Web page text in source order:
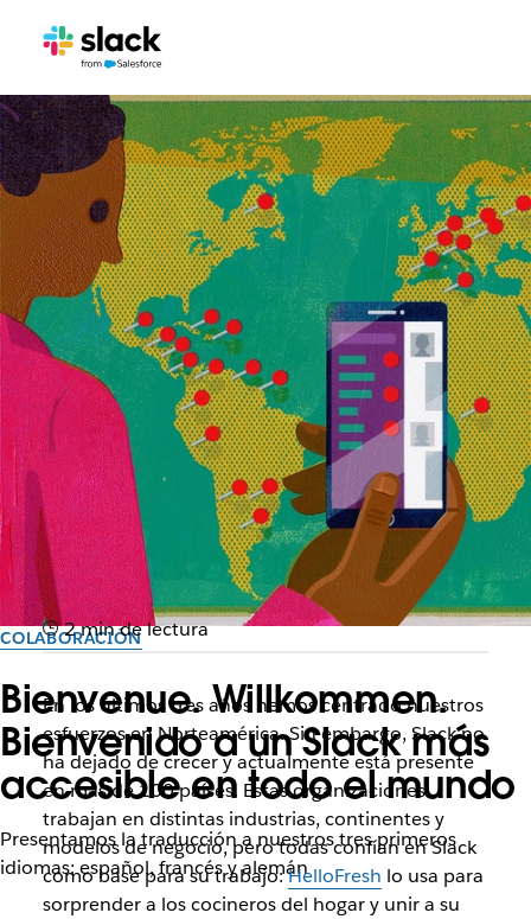
COLABORACIÓN
Bienvenue. Willkommen.
Bienvenido a un Slack más
accesible en todo el mundo
Presentamos la traducción a nuestros tres primeros
idiomas: español, francés y alemán
2 min de lectura
En los últimos tres años hemos centrado nuestros
esfuerzos en Norteamérica. Sin embargo, Slack no
ha dejado de crecer y actualmente está presente
en más de 100 países. Estas organizaciones
trabajan en distintas industrias, continentes y
modelos de negocio, pero todas confían en Slack
como base para su trabajo:HelloFresh lo usa para
sorprender a los cocineros del hogar y unir a su